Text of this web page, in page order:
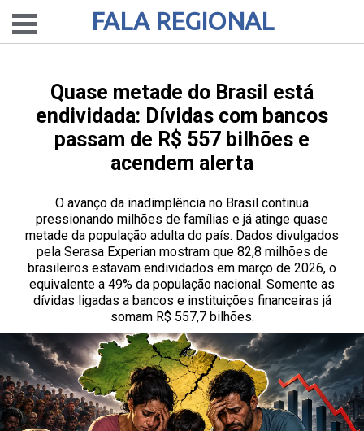
FALA REGIONAL
Quase metade do Brasil está
endividada: Dívidas com bancos
passam de R$ 557 bilhões e
acendem alerta
O avanço da inadimplência no Brasil continua
pressionando milhões de famílias e já atinge quase
metade da população adulta do país. Dados divulgados
pela Serasa Experian mostram que 82,8 milhões de
brasileiros estavam endividados em março de 2026, o
equivalente a 49% da população nacional. Somente as
dívidas ligadas a bancos e instituições financeiras já
somam R$ 557,7 bilhões.